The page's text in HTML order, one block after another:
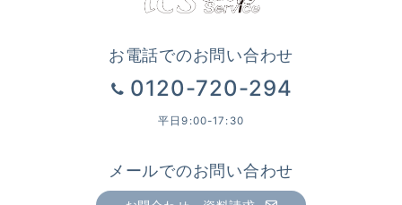
お電話でのお問い合わせ
0120-720-294
平日9:00-17:30
メールでのお問い合わせ